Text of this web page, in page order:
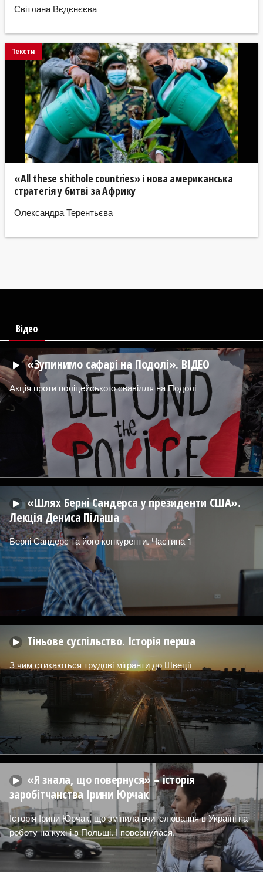
Світлана Вєдєнєєва
Тексти
«All these shithole countries» і нова американська
стратегія у битві за Африку
Олександра Терентьєва
Відео
«Зупинимо сафарі на Подолі». ВІДЕО
Акція проти поліцейського свавілля на Подолі
«Шлях Берні Сандерса у президенти США».
Лекція Дениса Пілаша
Берні Сандерс та його конкуренти. Частина 1
Тіньове суспільство. Історія перша
З чим стикаються трудові мігранти до Швеції
«Я знала, що повернуся» – історія
заробітчанства Ірини Юрчак
Історія Ірини Юрчак, що змінила вчителювання в Україні на
роботу на кухні в Польщі. І повернулася.